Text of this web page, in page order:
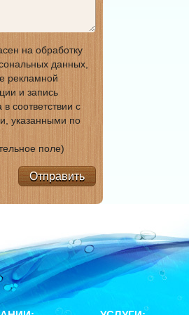
на обработку
данных,
рекламной
и запись
в соответствии с
указанными по
поле)
Отправить